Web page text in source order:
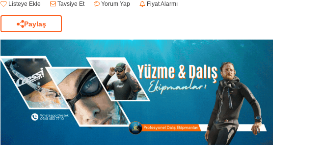
Listeye Ekle Tavsiye Et Yorum Yap Fiyat Alarmı
Paylaş